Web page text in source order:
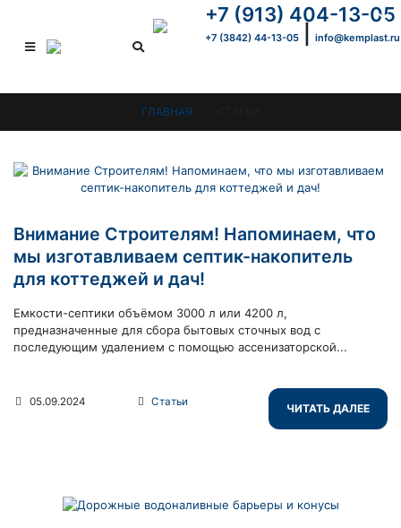
+7 (913) 404-13-05
+7 (3842) 44-13-05 info@kemplast.ru
ГЛАВНАЯ
Внимание Строителям! Напоминаем, что
мы изготавливаем септик-накопитель
для коттеджей и дач!
Емкости-септики объёмом 3000 л или 4200 л,
предназначенные для сбора бытовых сточных вод с
последующим удалением с помощью ассенизаторской...
05.09.2024 Статьи
ЧИТАТЬ ДАЛЕЕ
×